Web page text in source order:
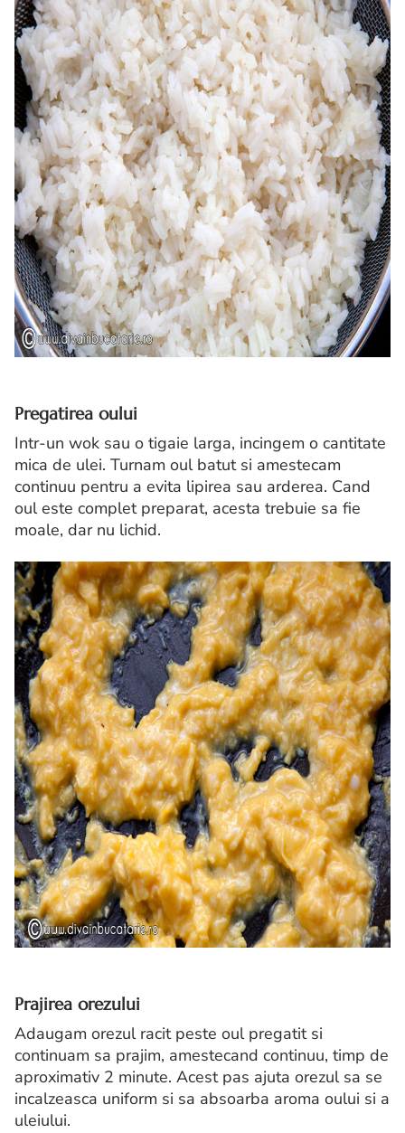
Pregatirea oului
Intr-un wok sau o tigaie larga, incingem o cantitate
mica de ulei. Turnam oul batut si amestecam
continuu pentru a evita lipirea sau arderea. Cand
oul este complet preparat, acesta trebuie sa fie
moale, dar nu lichid.
Prajirea orezului
Adaugam orezul racit peste oul pregatit si
continuam sa prajim, amestecand continuu, timp de
aproximativ 2 minute. Acest pas ajuta orezul sa se
incalzeasca uniform si sa absoarba aroma oului si a
uleiului.